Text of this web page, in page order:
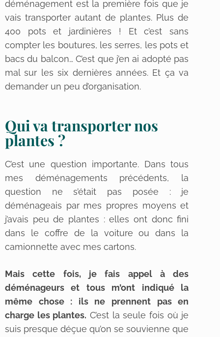
déménagement est la première fois que je
vais transporter autant de plantes. Plus de
400 pots et jardinières ! Et c’est sans
compter les boutures, les serres, les pots et
bacs du balcon… C’est que j’en ai adopté pas
mal sur les six dernières années. Et ça va
demander un peu d’organisation.
Qui va transporter nos
plantes ?
C’est une question importante. Dans tous
mes déménagements précédents, la
question ne s’était pas posée : je
déménageais par mes propres moyens et
j’avais peu de plantes : elles ont donc fini
dans le coffre de la voiture ou dans la
camionnette avec mes cartons.
Mais cette fois, je fais appel à des
déménageurs et tous m’ont indiqué la
même chose : ils ne prennent pas en
charge les plantes. C’est la seule fois où je
suis presque déçue qu’on se souvienne que